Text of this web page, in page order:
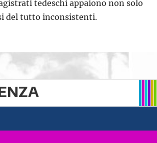
tedeschi appaiono non solo
del tutto inconsistenti.